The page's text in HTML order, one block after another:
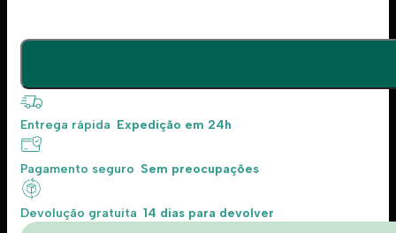
Entrega rápida Expedição em 24h
Pagamento seguro Sem preocupações
Devolução gratuita 14 dias para devolver